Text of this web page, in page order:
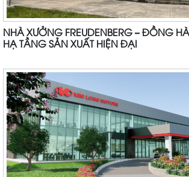
NHÀ XƯỞNG FREUDENBERG – ĐỒNG
HẠ TẦNG SẢN XUẤT HIỆN ĐẠI